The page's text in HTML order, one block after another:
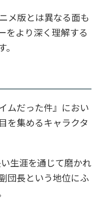
メ版とは異なる面も
をより深く理解する
ムだった件』におい
を集めるキャラクタ
生涯を通じて磨かれ
団長という地位にふ